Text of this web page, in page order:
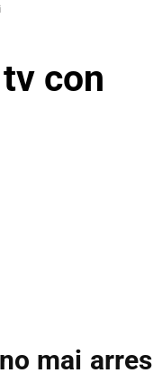
con
mai